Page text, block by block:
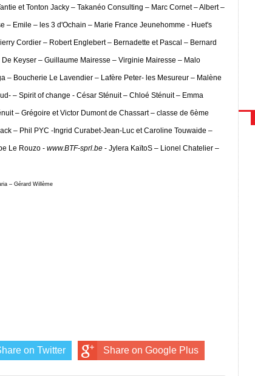
et Tonton Jacky – Takanéo Consulting – Marc Cornet – Albert –
– Emile – les 3 d'Ochain – Marie France Jeunehomme - Huet's
Cordier – Robert Englebert – Bernadette et Pascal – Bernard
Keyser – Guillaume Mairesse – Virginie Mairesse – Malo
– Boucherie Le Lavendier – Lafère Peter- les Mesureur – Malène
– Spirit of change - César Sténuit – Chloé Sténuit – Emma
– Grégoire et Victor Dumont de Chassart – classe de 6ème
– Phil PYC -Ingrid Curabet-Jean-Luc et Caroline Touwaide –
Le Rouzo - www.BTF-sprl.be - Jylera KaïtoS – Lionel Chatelier –
– Gérard Willème
on Twitter Share on Google Plus